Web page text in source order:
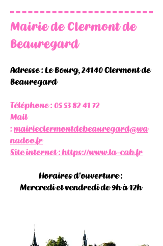
Mairie de Clermont de
Beauregard
Adresse : Le Bourg, 24140 Clermont de
Beauregard
Téléphone : 05 53 82 41 72
Mail
: mairieclermontdebeauregard@wa
nadoo.fr
Site internet : https://www.la-cab.fr
Horaires d'ouverture :
Mercredi et vendredi de 9h à 12h